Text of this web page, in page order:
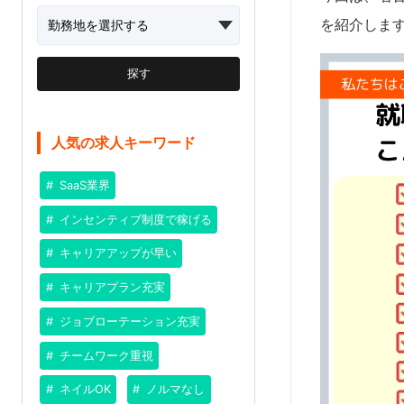
探す
人気の求人キーワード
SaaS業界
インセンティブ制度で稼げる
キャリアアップが早い
キャリアプラン充実
ジョブローテーション充実
チームワーク重視
ネイルOK ノルマなし
を紹介しま